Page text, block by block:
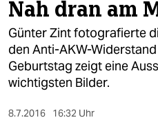
politik
öko
gesellschaft
kultur
Nah dran am
Günter Zint fotografierte
den Anti-AKW-
Geburtstag zeigt eine
wichtigsten Bilder.
8.7.2016 16:32 Uhr